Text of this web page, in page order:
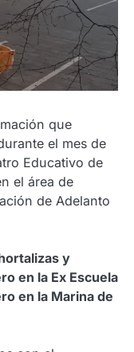
que
el mes de
Educativo de
el área de
de Adelanto
y
en la Ex Escuela
en la Marina de